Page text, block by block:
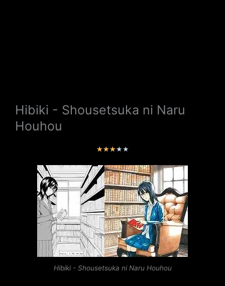
Hibiki - Shousetsuka ni Naru
Houhou
★★★★★V
l
o
r
a
d
o
c
o
n
3
Hibiki - Shousetsuka ni Naru Houhou